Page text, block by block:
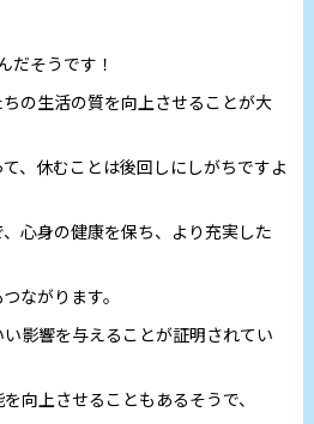
だそうです！
の生活の質を向上させることが大
、休むことは後回しにしがちですよ
心身の健康を保ち、より充実した
ながります。
影響を与えることが証明されてい
向上させることもあるそうで、